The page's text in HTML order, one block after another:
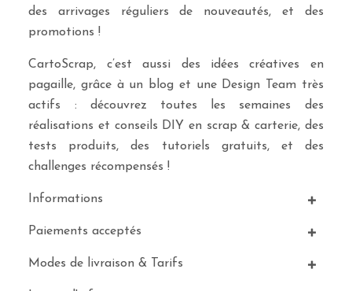
des arrivages réguliers de nouveautés, et des
promotions !
CartoScrap, c’est aussi des idées créatives en
pagaille, grâce à un blog et une Design Team très
actifs : découvrez toutes les semaines des
réalisations et conseils DIY en scrap & carterie, des
tests produits, des tutoriels gratuits, et des
challenges récompensés !
Informations
Paiements acceptés
Modes de livraison & Tarifs